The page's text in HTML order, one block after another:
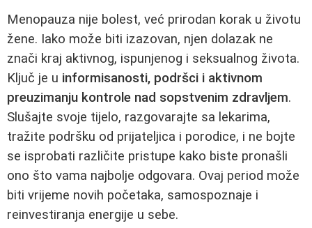
Menopauza nije bolest, već prirodan korak u životu
žene. Iako može biti izazovan, njen dolazak ne
znači kraj aktivnog, ispunjenog i seksualnog života.
Ključ je u informisanosti, podršci i aktivnom
preuzimanju kontrole nad sopstvenim zdravljem.
Slušajte svoje tijelo, razgovarajte sa lekarima,
tražite podršku od prijateljica i porodice, i ne bojte
se isprobati različite pristupe kako biste pronašli
ono što vama najbolje odgovara. Ovaj period može
biti vrijeme novih početaka, samospoznaje i
reinvestiranja energije u sebe.